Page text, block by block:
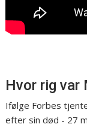
Hvor rig var
Ifølge Forbes
efter sin død - 27